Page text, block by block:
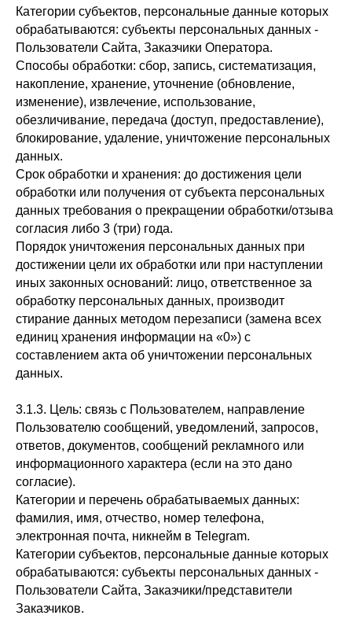
Категории субъектов, персональные данные которых
обрабатываются: субъекты персональных данных -
Пользователи Сайта, Заказчики Оператора.
Способы обработки: сбор, запись, систематизация,
накопление, хранение, уточнение (обновление,
изменение), извлечение, использование,
обезличивание, передача (доступ, предоставление),
блокирование, удаление, уничтожение персональных
данных.
Срок обработки и хранения: до достижения цели
обработки или получения от субъекта персональных
данных требования о прекращении обработки/отзыва
согласия либо 3 (три) года.
Порядок уничтожения персональных данных при
достижении цели их обработки или при наступлении
иных законных оснований: лицо, ответственное за
обработку персональных данных, производит
стирание данных методом перезаписи (замена всех
единиц хранения информации на «0») с
составлением акта об уничтожении персональных
данных.
3.1.3. Цель: связь с Пользователем, направление
Пользователю сообщений, уведомлений, запросов,
ответов, документов, сообщений рекламного или
информационного характера (если на это дано
согласие).
Категории и перечень обрабатываемых данных:
фамилия, имя, отчество, номер телефона,
электронная почта, никнейм в Telegram.
Категории субъектов, персональные данные которых
обрабатываются: субъекты персональных данных -
Пользователи Сайта, Заказчики/представители
Заказчиков.